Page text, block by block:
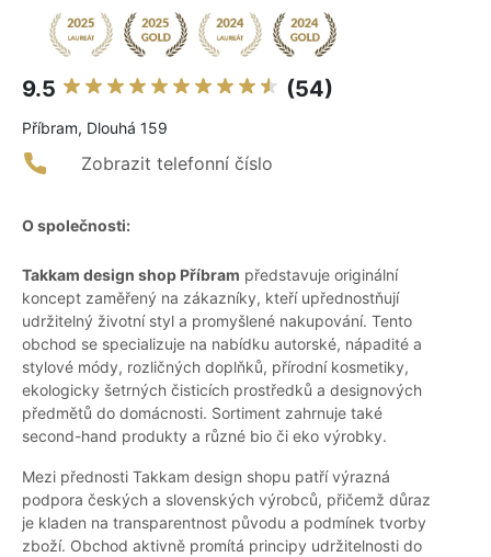
9.5 (54)
Příbram, Dlouhá 159
Zobrazit telefonní číslo
O společnosti:
Takkam design shop Příbram představuje originální
koncept zaměřený na zákazníky, kteří upřednostňují
udržitelný životní styl a promyšlené nakupování. Tento
obchod se specializuje na nabídku autorské, nápadité a
stylové módy, rozličných doplňků, přírodní kosmetiky,
ekologicky šetrných čisticích prostředků a designových
předmětů do domácnosti. Sortiment zahrnuje také
second-hand produkty a různé bio či eko výrobky.
Mezi přednosti Takkam design shopu patří výrazná
podpora českých a slovenských výrobců, přičemž důraz
je kladen na transparentnost původu a podmínek tvorby
zboží. Obchod aktivně promítá principy udržitelnosti do